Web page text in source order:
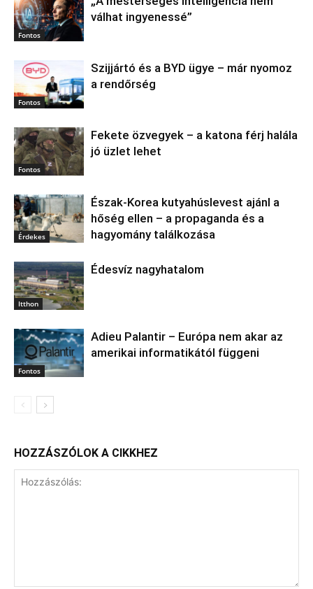
Fontos
válhat ingyenessé”
Fontos
Szijjártó és a BYD ügye – már nyomoz
a rendőrség
Fontos
Fekete özvegyek – a katona férj halála
jó üzlet lehet
Érdekes
Észak‑Korea kutyahúslevest ajánl a
hőség ellen – a propaganda és a
hagyomány találkozása
Itthon
Édesvíz nagyhatalom
Fontos
Adieu Palantir – Európa nem akar az
amerikai informatikától függeni
HOZZÁSZÓLOK A CIKKHEZ